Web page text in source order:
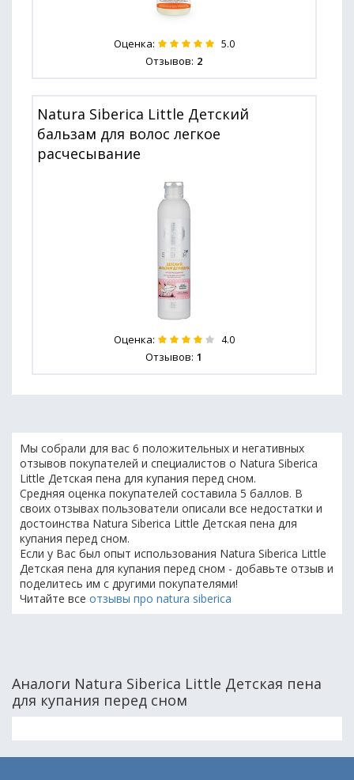
Оценка: 5.0
Отзывов: 2
Natura Siberica Little Детский
бальзам для волос легкое
расчесывание
Оценка: 4.0
Отзывов: 1
Мы собрали для вас 6 положительных и негативных
отзывов покупателей и специалистов о Natura Siberica
Little Детская пена для купания перед сном.
Средняя оценка покупателей составила 5 баллов. В
своих отзывах пользователи описали все недостатки и
достоинства Natura Siberica Little Детская пена для
купания перед сном.
Если у Вас был опыт использования Natura Siberica Little
Детская пена для купания перед сном - добавьте отзыв и
поделитесь им с другими покупателями!
Читайте все отзывы про natura siberica
Аналоги Natura Siberica Little Детская пена
для купания перед сном